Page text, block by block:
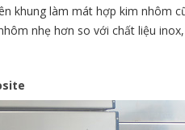
khung làm mát hợp kim nhôm
nhẹ hơn so với chất liệu